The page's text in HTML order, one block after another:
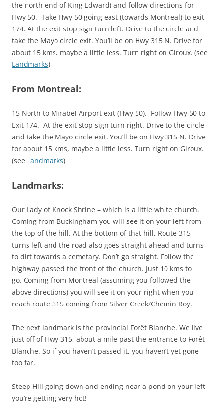
the north end of King Edward) and follow directions for
Hwy 50. Take Hwy 50 going east (towards Montreal) to exit
174. At the exit stop sign turn left. Drive to the circle and
take the Mayo circle exit. You’ll be on Hwy 315 N. Drive for
about 15 kms, maybe a little less. Turn right on Giroux. (see
Landmarks)
From Montreal:
15 North to Mirabel Airport exit (Hwy 50). Follow Hwy 50 to
Exit 174. At the exit stop sign turn right. Drive to the circle
and take the Mayo circle exit. You’ll be on Hwy 315 N. Drive
for about 15 kms, maybe a little less. Turn right on Giroux.
(see Landmarks)
Landmarks:
Our Lady of Knock Shrine – which is a little white church.
Coming from Buckingham you will see it on your left from
the top of the hill. At the bottom of that hill, Route 315
turns left and the road also goes straight ahead and turns
to dirt towards a cemetary. Don’t go straight. Follow the
highway passed the front of the church. Just 10 kms to
go. Coming from Montreal (assuming you followed the
above directions) you will see it on your right when you
reach route 315 coming from Silver Creek/Chemin Roy.
The next landmark is the provincial Forêt Blanche. We live
just off of Hwy 315, about a mile past the entrance to Forêt
Blanche. So if you haven’t passed it, you haven’t yet gone
too far.
Steep Hill going down and ending near a pond on your left-
you’re getting very hot!